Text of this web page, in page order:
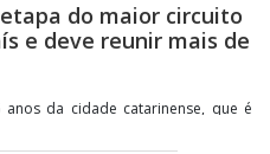
do maior circuito
e deve reunir mais de
da cidade catarinense, que é
receber mais de 20 veleiros